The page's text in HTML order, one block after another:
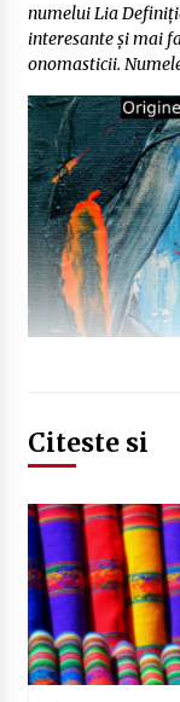
numelui Lia
interesante și mai
onomasticii.
Citeste si